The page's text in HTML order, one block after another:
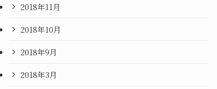
2018年11月
2018年10月
2018年9月
2018年3月